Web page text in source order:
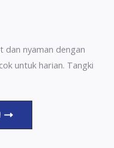
dan nyaman dengan
untuk harian. Tangki